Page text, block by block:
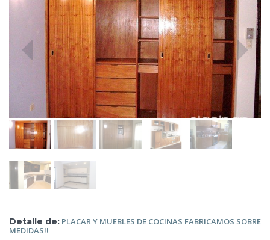
Detalle de: PLACARY MUEBLES DE COCINAS FABRICAMOS SOBRE
MEDIDAS!!